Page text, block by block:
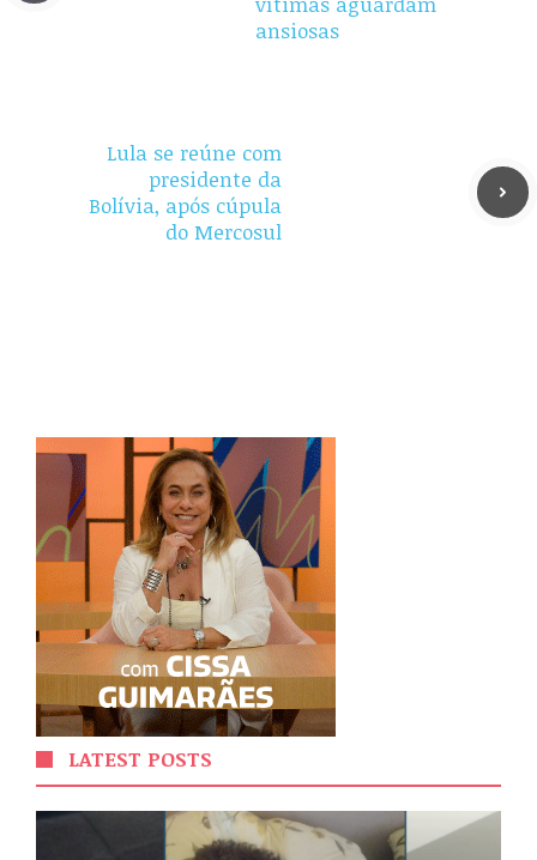
ansiosas
Lula se reúne com
presidente da
Bolívia, após cúpula
do Mercosul
LATEST POSTS